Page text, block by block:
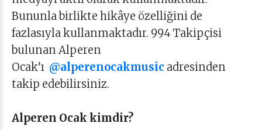
Bununla birlikte hikâye özelliğini de
fazlasıyla kullanmaktadır. 994 Takipçisi
bulunan Alperen
Ocak’ı @alperenocakmusic adresinden
takip edebilirsiniz.
Alperen Ocak kimdir?